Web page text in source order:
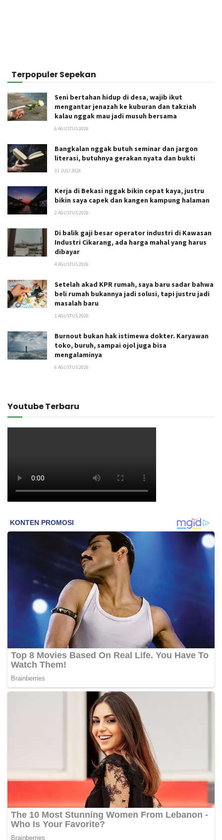
Terpopuler Sepekan
Seni bertahan hidup di desa, wajib ikut
mengantar jenazah ke kuburan dan takziah
kalau nggak mau jadi musuh bersama
6 AGUSTUS 2026
Bangkalan nggak butuh seminar dan jargon
literasi, butuhnya gerakan nyata dan bukti
31 JULI 2026
Kerja di Bekasi nggak bikin cepat kaya, justru
bikin saya capek dan kangen kampung halaman
2 AGUSTUS 2026
Di balik gaji besar operator industri di Kawasan
Industri Cikarang, ada harga mahal yang harus
dibayar
4 AGUSTUS 2026
Setelah akad KPR rumah, saya baru sadar bahwa
beli rumah bukannya jadi solusi, tapi justru jadi
masalah baru
1 AGUSTUS 2026
Burnout bukan hak istimewa dokter. Karyawan
toko, buruh, sampai ojol juga bisa
mengalaminya
6 AGUSTUS 2026
Youtube Terbaru